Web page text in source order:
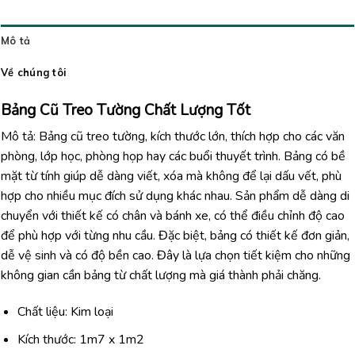
Mô tả
Về chúng tôi
Bảng Cũ Treo Tường Chất Lượng Tốt
Mô tả: Bảng cũ treo tường, kích thước lớn, thích hợp cho các văn
phòng, lớp học, phòng họp hay các buổi thuyết trình. Bảng có bề
mặt từ tính giúp dễ dàng viết, xóa mà không để lại dấu vết, phù
hợp cho nhiều mục đích sử dụng khác nhau. Sản phẩm dễ dàng di
chuyển với thiết kế có chân và bánh xe, có thể điều chỉnh độ cao
để phù hợp với từng nhu cầu. Đặc biệt, bảng có thiết kế đơn giản,
dễ vệ sinh và có độ bền cao. Đây là lựa chọn tiết kiệm cho những
không gian cần bảng từ chất lượng mà giá thành phải chăng.
Chất liệu: Kim loại
Kích thước: 1m7 x 1m2